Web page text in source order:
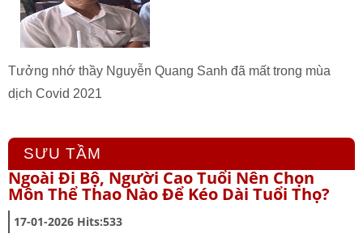
Tưởng nhớ thầy Nguyễn Quang Sanh đã mất trong mùa
dịch Covid 2021
SƯU TẦM
Ngoài Đi Bộ, Người Cao Tuổi Nên Chọn
Môn Thể Thao Nào Để Kéo Dài Tuổi Thọ?
17-01-2026 Hits:533